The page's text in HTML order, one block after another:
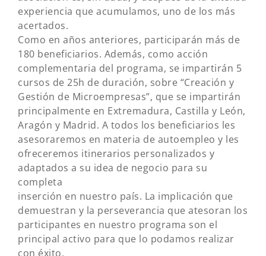
experiencia que acumulamos, uno de los más
acertados.
Como en años anteriores, participarán más de
180 beneficiarios. Además, como acción
complementaria del programa, se impartirán 5
cursos de 25h de duración, sobre “Creación y
Gestión de Microempresas”, que se impartirán
principalmente en Extremadura, Castilla y León,
Aragón y Madrid. A todos los beneficiarios les
asesoraremos en materia de autoempleo y les
ofreceremos itinerarios personalizados y
adaptados a su idea de negocio para su
completa
inserción en nuestro país. La implicación que
demuestran y la perseverancia que atesoran los
participantes en nuestro programa son el
principal activo para que lo podamos realizar
con éxito.